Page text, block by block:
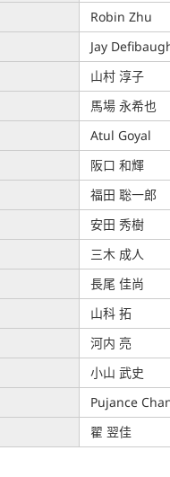
Robin Zhu
Jay
山村 淳子
馬場 永希也
Atul Goyal
阪口 和輝
福田 聡一郎
安田 秀樹
三木 成人
長尾 佳尚
山科 拓
河内 亮
小山 武史
Pujance
翟 翌佳